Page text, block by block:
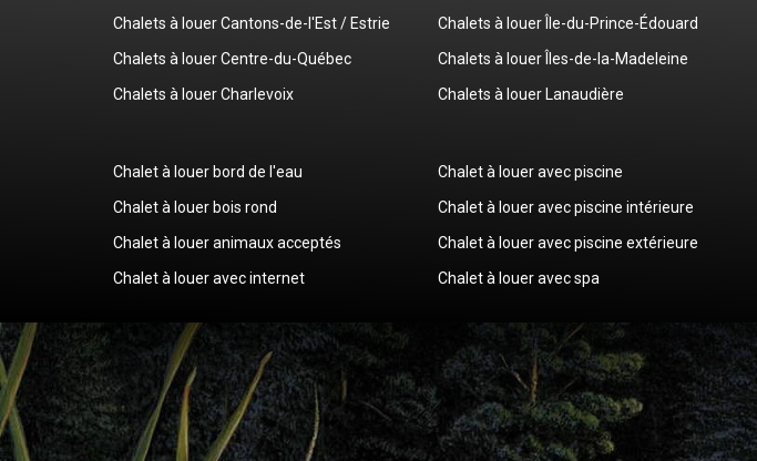
Chalets à louer Cantons-de-l'Est / Estrie
Chalets à louer Centre-du-Québec
Chalets à louer Charlevoix
Chalets à louer Île-du-Prince-Édouard
Chalets à louer Îles-de-la-Madeleine
Chalets à louer Lanaudière
Chalet à louer bord de l'eau
Chalet à louer bois rond
Chalet à louer animaux acceptés
Chalet à louer avec internet
Chalet à louer avec piscine
Chalet à louer avec piscine intérieure
Chalet à louer avec piscine extérieure
Chalet à louer avec spa